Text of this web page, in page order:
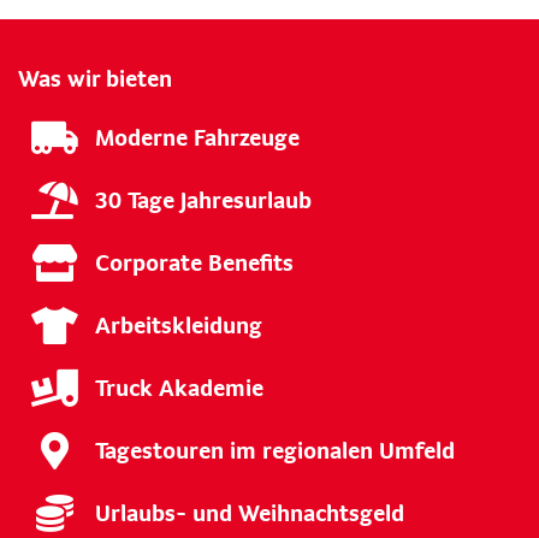
Was wir bieten
Moderne Fahrzeuge
30 Tage Jahresurlaub
Corporate Benefits
Arbeitskleidung
Truck Akademie
Tagestouren im regionalen Umfeld
Urlaubs- und Weihnachtsgeld